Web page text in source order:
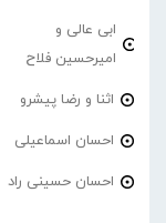
ابی عالی و
امیرحسین فلاح
اثنا و رضا پیشرو
احسان اسماعیلی
احسان حسینی راد